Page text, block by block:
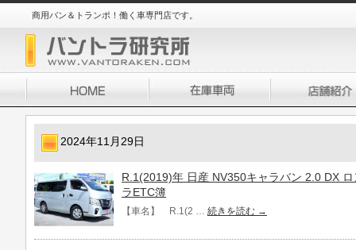
商用バン＆トランポ！働く車専門店です。
2024年11月29日
R.1(2019)年 日産 NV350キャラバン 2.0 DX
ラETC簿
【車名】 R.1(2 … 続きを読む →